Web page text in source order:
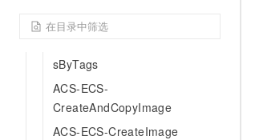
ACS-ECS-
sByTags
ACS-ECS-
CreateAndCopyImage
ACS-ECS-CreateImage